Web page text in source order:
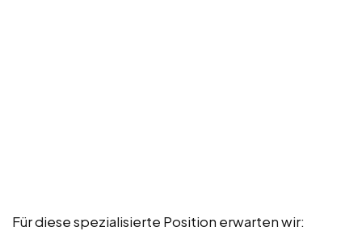
Für diese spezialisierte Position erwarten wir: